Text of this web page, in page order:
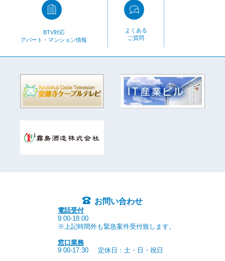
BTV対応
アパート・マンション情報
よくある
ご質問
お問い合わせ
電話受付
9:00-18:00
※上記時間外も緊急案件受付致します。
窓口業務
9:00-17:30
定休日：土・日・祝日